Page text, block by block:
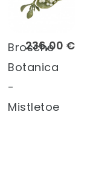
236,00 €
Brosche
Botanica
-
Mistletoe